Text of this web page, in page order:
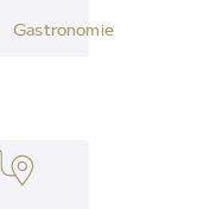
Gastronomie